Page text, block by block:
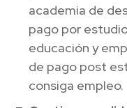
academia de
pago por
educación y
de pago post
consiga empleo.